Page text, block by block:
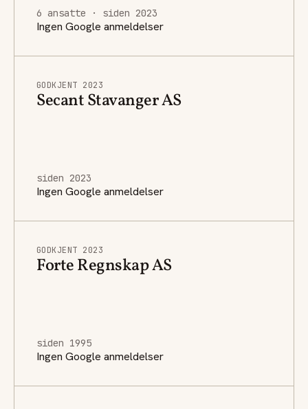
6 ansatte · siden 2023
Ingen Google anmeldelser
GODKJENT 2023
Secant Stavanger AS
siden 2023
Ingen Google anmeldelser
GODKJENT 2023
Forte Regnskap AS
siden 1995
Ingen Google anmeldelser